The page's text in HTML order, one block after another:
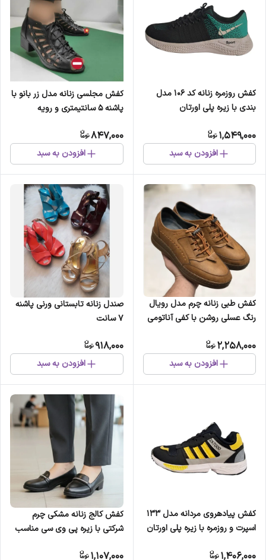
کفش روزمره زنانه کد 106 مدل
بندی با زیره پلی اورتان
1,549,000
افزودن به سبد
کفش مجلسی زنانه مدل زر بانو با
پاشنه 5 سانتیمتری و رویه
847,000
افزودن به سبد
کفش طبی زنانه چرم مدل رویال
رنگ عسلی روشن با کفی آناتومی
2,258,000
افزودن به سبد
صندل زنانه تابستانی ورنی پاشنه
7 سانت
918,000
افزودن به سبد
کفش پیادهروی مردانه مدل 133
اسپرت و روزمره با زیره پلی اورتان
1,406,000
کفش کالج زنانه مشکی چرم
شرکتی با زیره پی وی سی مناسب
1,107,000